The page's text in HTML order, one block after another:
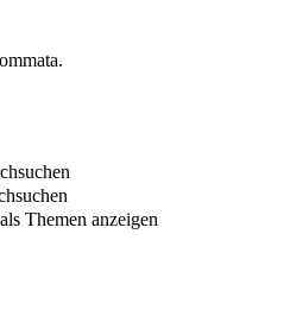
Themen anzeigen